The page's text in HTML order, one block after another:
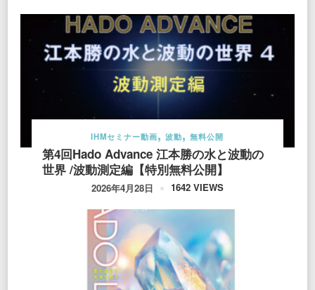
IHMセミナー動画 波動 無料公開
第4回Hado Advance 江本勝の水と波動の
世界 /波動測定編【特別無料公開】
2026年4月28日 1642 VIEWS